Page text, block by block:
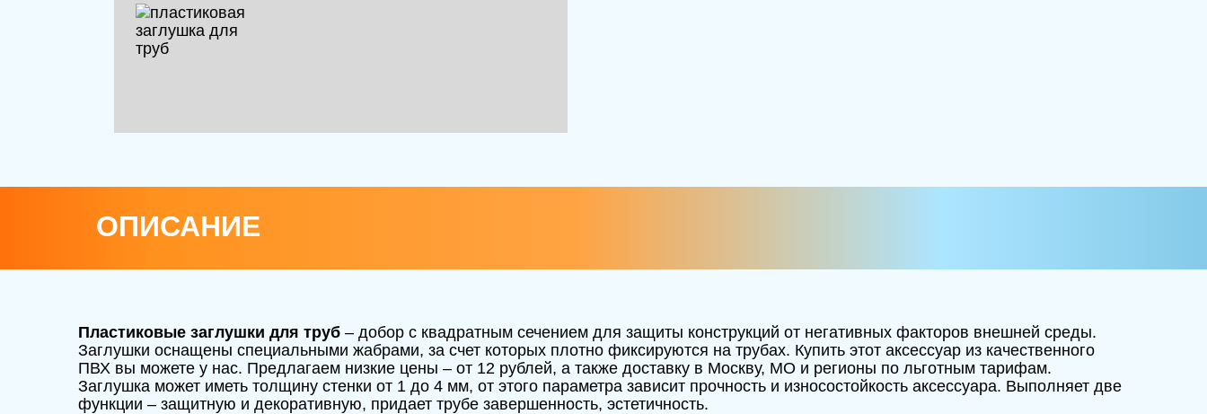
ОПИСАНИЕ
Пластиковые заглушки для труб – добор с квадратным сечением для защиты конструкций от негативных факторов внешней среды.
Заглушки оснащены специальными жабрами, за счет которых плотно фиксируются на трубах. Купить этот аксессуар из качественного
ПВХ вы можете у нас. Предлагаем низкие цены – от 12 рублей, а также доставку в Москву, МО и регионы по льготным тарифам.
Заглушка может иметь толщину стенки от 1 до 4 мм, от этого параметра зависит прочность и износостойкость аксессуара. Выполняет две
функции – защитную и декоративную, придает трубе завершенность, эстетичность.